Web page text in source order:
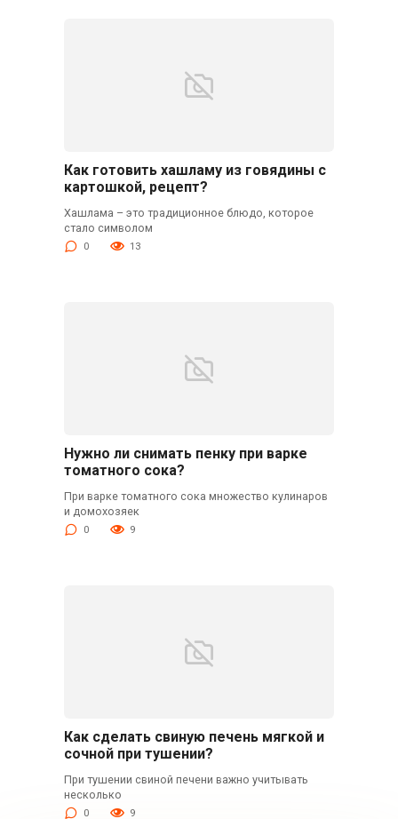
Как готовить хашламу из говядины с
картошкой, рецепт?
Хашлама – это традиционное блюдо, которое
стало символом
0 13
Нужно ли снимать пенку при варке
томатного сока?
При варке томатного сока множество кулинаров
и домохозяек
0 9
Как сделать свиную печень мягкой и
сочной при тушении?
При тушении свиной печени важно учитывать
несколько
0 9